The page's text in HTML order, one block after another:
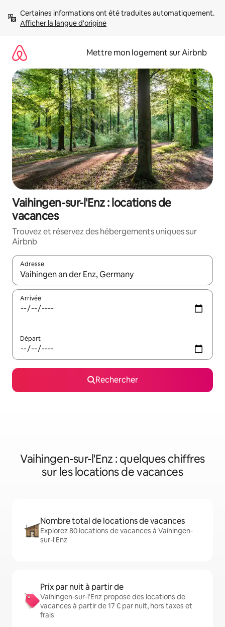
directement
Afficher la langue d'origine
Mettre mon logement sur Airbnb
Vaihingen-sur-l'Enz : locations de
vacances
Trouvez et réservez des hébergements uniques sur
Airbnb
Adresse
Lorsque les résultats s'affichent, utilisez les flèches vers le
Arrivée
Départ
Rechercher
Vaihingen-sur-l'Enz : quelques chiffres
sur les locations de vacances
Nombre total de locations de vacances
Explorez 80 locations de vacances à Vaihingen-
sur-l'Enz
Prix par nuit à partir de
Vaihingen-sur-l'Enz propose des locations de
vacances à partir de 17 € par nuit, hors taxes et
frais